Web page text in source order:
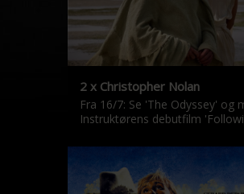
2 x Christopher Nolan
Fra 16/7: Se 'The Odyssey' og
Instruktørens debutfilm